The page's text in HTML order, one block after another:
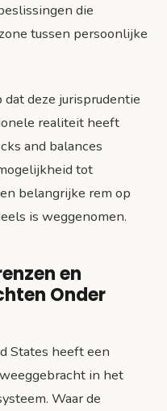
die
tussen persoonlijke
deze jurisprudentie
realiteit heeft
and balances
tot
belangrijke rem op
is weggenomen.
en
Onder
States heeft een
in het
Waar de